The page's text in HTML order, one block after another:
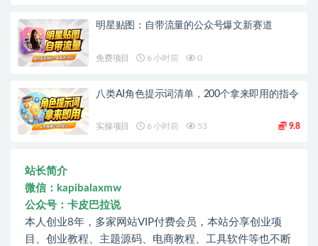
明星贴图：自带流量的公众号爆文新赛道
免费项目 6 小时前 0
八类AI角色提示词清单，200个拿来即用的指令
实操项目 6 小时前 53 9.8
站长简介
微信：kapibalaxmw
公众号：卡皮巴拉说
本人创业8年，多家网站VIP付费会员，本站分享创业项
目、创业教程、主题源码、电商教程、工具软件等也不断